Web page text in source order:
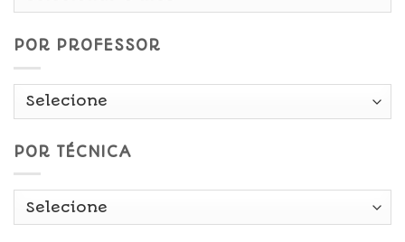
POR PROFESSOR
POR TÉCNICA